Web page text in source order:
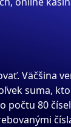
Väčšina
suma,
počtu 80